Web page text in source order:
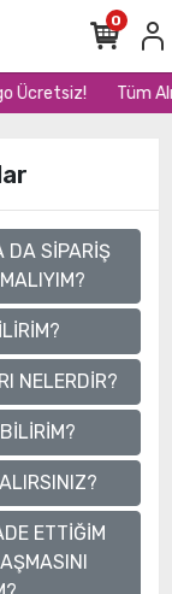
Ücretsiz! Tüm
0
DA SİPARİŞ
NELERDİR?
ETTİĞİM